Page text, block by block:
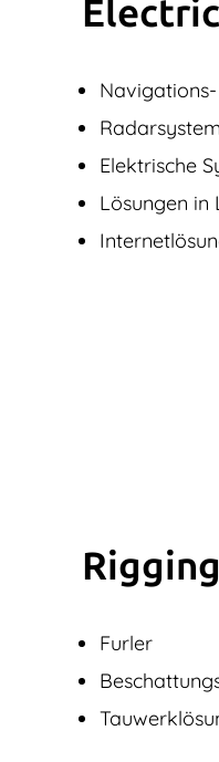
Elektrische
Lösungen in
Furler